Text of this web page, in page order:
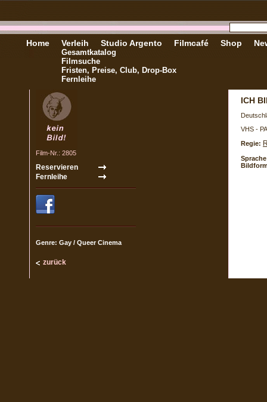
Home Verleih
Gesamtkatalog
Filmsuche
Fristen, Preise, Club, Drop-Box
Fernleihe
Studio Argento Filmcafé Shop
Film-Nr.: 2805
Genre: Gay / Queer Cinema
zurück
ICH
VHS -
Regie: